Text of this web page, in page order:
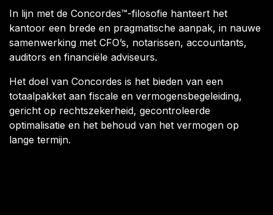
In lijn met de Concordes™-filosofie hanteert het
kantoor een brede en pragmatische aanpak, in nauwe
samenwerking met CFO’s, notarissen, accountants,
auditors en financiële adviseurs.
Het doel van Concordes is het bieden van een
totaalpakket aan fiscale en vermogensbegeleiding,
gericht op rechtszekerheid, gecontroleerde
optimalisatie en het behoud van het vermogen op
lange termijn.